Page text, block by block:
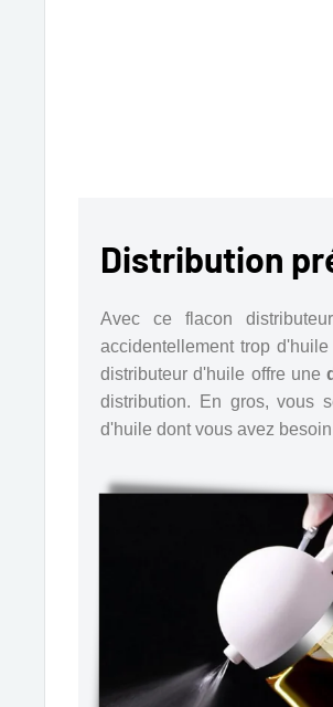
Distribution
Avec ce flacon
accidentellement trop
distributeur d'huile offre une
distribution. En gros, vous
d'huile dont vous avez